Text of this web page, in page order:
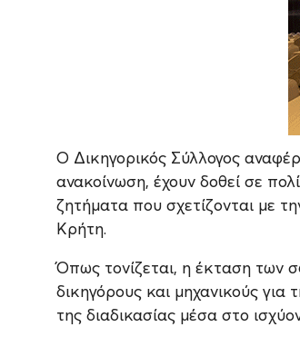
Ο Δικηγορικός Σύλλογος
ανακοίνωση, έχουν δοθεί σε
ζητήματα που σχετίζονται με
Κρήτη.
Όπως τονίζεται, η έκταση των
δικηγόρους και μηχανικούς
της διαδικασίας μέσα στο